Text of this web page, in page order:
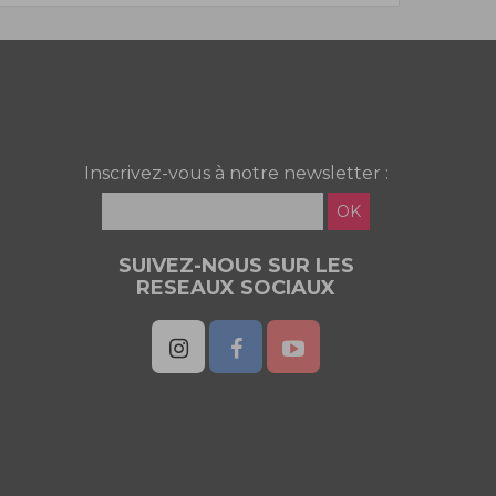
Inscrivez-vous à notre newsletter :
OK
SUIVEZ-NOUS SUR LES
RESEAUX SOCIAUX